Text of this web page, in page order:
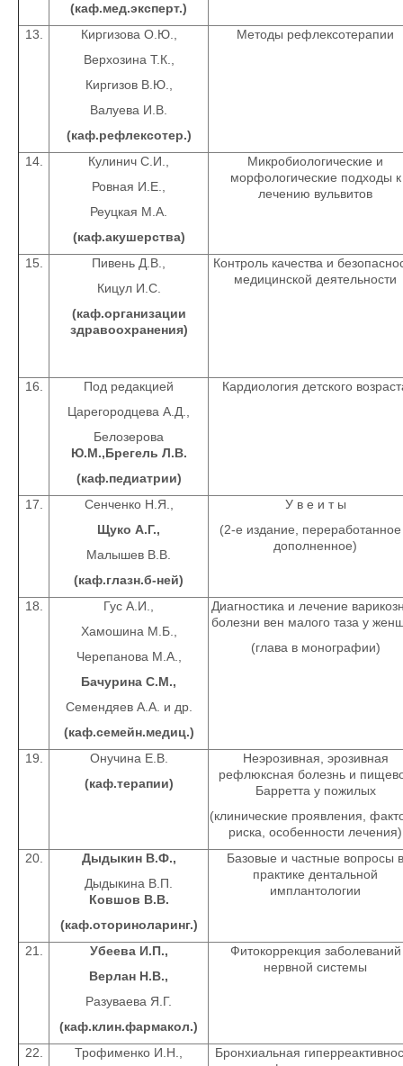
(каф.мед.эксперт.)
13.
Киргизова О.Ю.,
Верхозина Т.К.,
Киргизов В.Ю.,
Валуева И.В.
(каф.рефлексотер.)
Методы рефлексотерапии
14.
Кулинич С.И.,
Ровная И.Е.,
Реуцкая М.А.
(каф.акушерства)
Микробиологические и
морфологические подходы к
лечению вульвитов
15.
Пивень Д.В.,
Кицул И.С.
(каф.организации
здравоохранения)
Контроль качества и
медицинской деятельности
16.
Под редакцией
Царегородцева А.Д.,
Белозерова
Ю.М.,Брегель Л.В.
(каф.педиатрии)
Кардиология детского
17.
Сенченко Н.Я.,
Щуко А.Г.,
Малышев В.В.
(каф.глазн.б-ней)
У в е и т ы
(2-е издание,
дополненное)
18.
Гус А.И.,
Хамошина М.Б.,
Черепанова М.А.,
Бачурина С.М.,
Семендяев А.А. и др.
(каф.семейн.медиц.)
Диагностика и лечение
болезни вен малого таза у
(глава в монографии)
19.
Онучина Е.В.
(каф.терапии)
Неэрозивная, эрозивная
рефлюксная болезнь и
Барретта у пожилых
(клинические проявления,
риска, особенности лечения)
20.
Дыдыкин В.Ф.,
Дыдыкина В.П.
Ковшов В.В.
(каф.оториноларинг.)
Базовые и частные вопросы в
практике дентальной
имплантологии
21.
Убеева И.П.,
Верлан Н.В.,
Разуваева Я.Г.
(каф.клин.фармакол.)
Фитокоррекция заболеваний
нервной системы
22. Трофименко И.Н.,
Бронхиальная